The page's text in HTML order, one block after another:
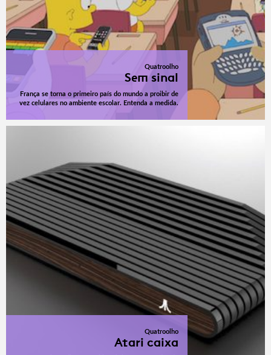
Quatroolho
Sem sinal
França se torna o primeiro país do mundo a proibir de
vez celulares no ambiente escolar. Entenda a medida.
Quatroolho
Atari caixa